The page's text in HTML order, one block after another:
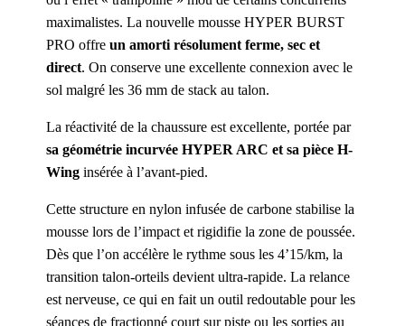
maximalistes. La nouvelle mousse HYPER BURST
PRO offreun amorti résolument ferme, sec et
direct. On conserve une excellente connexion avec le
sol malgré les 36 mm de stack au talon.
La réactivité de la chaussure est excellente, portée par
sa géométrie incurvée HYPER ARC et sa pièce H-
Wing insérée à l’avant-pied.
Cette structure en nylon infusée de carbone stabilise la
mousse lors de l’impact et rigidifie la zone de poussée.
Dès que l’on accélère le rythme sous les 4’15/km, la
transition talon-orteils devient ultra-rapide. La relance
est nerveuse, ce qui en fait un outil redoutable pour les
séances de fractionné court sur piste ou les sorties au